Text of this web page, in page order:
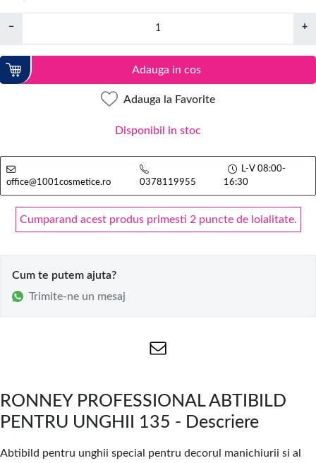
− +
Adauga in cos
Adauga la Favorite
Disponibil in stoc
office@1001cosmetice.ro 0378119955
L-V 08:00-
16:30
Cumparand acest produs primesti 2 puncte de loialitate.
Cum te putem ajuta?
Trimite-ne un mesaj
RONNEY PROFESSIONAL ABTIBILD
PENTRU UNGHII 135 - Descriere
Abtibild pentru unghii special pentru decorul manichiurii si al